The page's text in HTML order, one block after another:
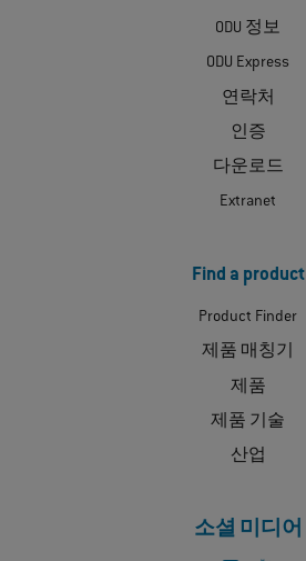
ODU 정보
ODU Express
연락처
인증
다운로드
Extranet
Find a product
Product Finder
제품 매칭기
제품
제품 기술
산업
소셜 미디어